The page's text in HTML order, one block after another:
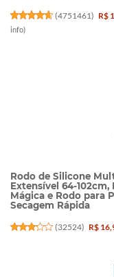
(4751461) R$
info)
Rodo de Silicone
Extensível 64-102cm,
Mágica e Rodo para
Secagem Rápida
(32524) R$